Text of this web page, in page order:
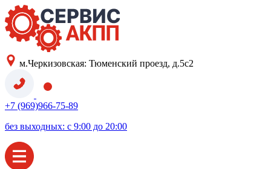
м.Черкизовская: Тюменский проезд, д.5с2
+7 (969)966-75-89
без выходных: с 9:00 до 20:00